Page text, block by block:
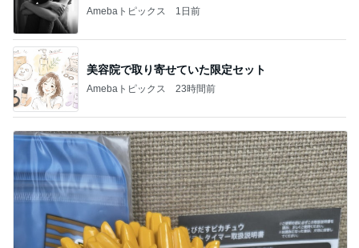
Amebaトピックス 1日前
美容院で取り寄せていた限定セット
Amebaトピックス 23時間前